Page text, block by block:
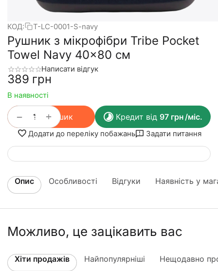
КОД: T-LC-0001-S-navy
Рушник з мікрофібри Tribe Pocket
Towel Navy 40x80 см
Написати відгук
‍389‍ грн
В наявності
+
− У кошик Кредит від 97грн/міс.
Додати до переліку побажань Задати питання
Опис Особливості Відгуки Наявність у
Можливо, це зацікавить вас
Хіти продажів Найпопулярніші Нещодавно